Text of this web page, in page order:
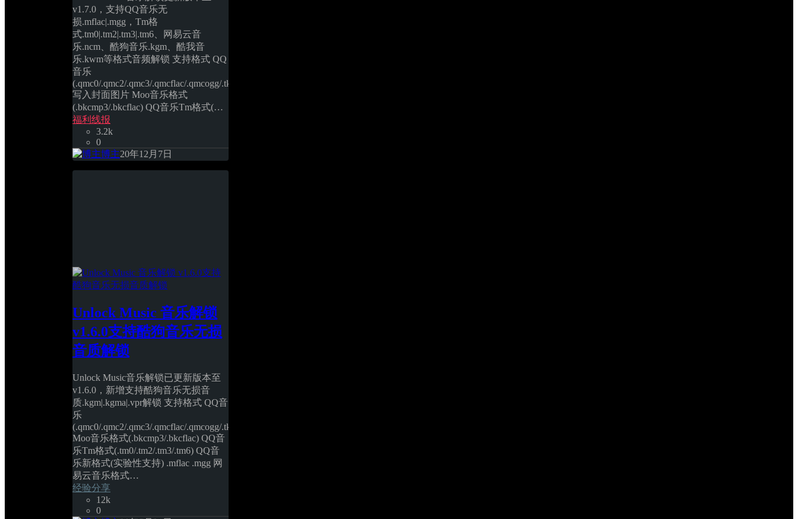
v1.7.0，支持QQ音乐无
损.mflac|.mgg，Tm格
式.tm0|.tm2|.tm3|.tm6、网易云音
乐.ncm、酷狗音乐.kgm、酷我音
乐.kwm等格式音频解锁 支持格式 QQ
音乐
(.qmc0/.qmc2/.qmc3/.qmcflac/.qmcogg/.tkm)
写入封面图片 Moo音乐格式
(.bkcmp3/.bkcflac) QQ音乐Tm格式(…
福利线报
3.2k
0
博主20年12月7日
Unlock Music 音乐解锁
v1.6.0支持酷狗音乐无损
音质解锁
Unlock Music音乐解锁已更新版本至
v1.6.0，新增支持酷狗音乐无损音
质.kgm|.kgma|.vpr解锁 支持格式 QQ音
乐
(.qmc0/.qmc2/.qmc3/.qmcflac/.qmcogg/.tkm)
Moo音乐格式(.bkcmp3/.bkcflac) QQ音
乐Tm格式(.tm0/.tm2/.tm3/.tm6) QQ音
乐新格式(实验性支持) .mflac .mgg 网
易云音乐格式…
经验分享
12k
0